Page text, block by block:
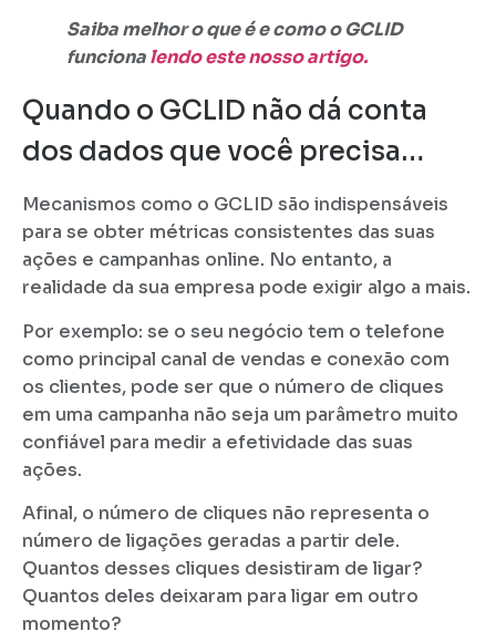
Saiba melhor o que é e como o GCLID
funcionalendo este nosso artigo.
Quando o GCLID não dá conta
dos dados que você precisa…
Mecanismos como o GCLID são indispensáveis
para se obter métricas consistentes das suas
ações e campanhas online. No entanto, a
realidade da sua empresa pode exigir algo a mais.
Por exemplo: se o seu negócio tem o telefone
como principal canal de vendas e conexão com
os clientes, pode ser que o número de cliques
em uma campanha não seja um parâmetro muito
confiável para medir a efetividade das suas
ações.
Afinal, o número de cliques não representa o
número de ligações geradas a partir dele.
Quantos desses cliques desistiram de ligar?
Quantos deles deixaram para ligar em outro
momento?